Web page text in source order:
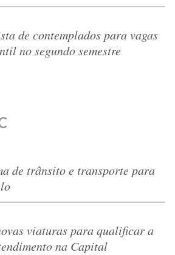
de contemplados para vagas
no segundo semestre
de trânsito e transporte para
viaturas para qualificar a
na Capital